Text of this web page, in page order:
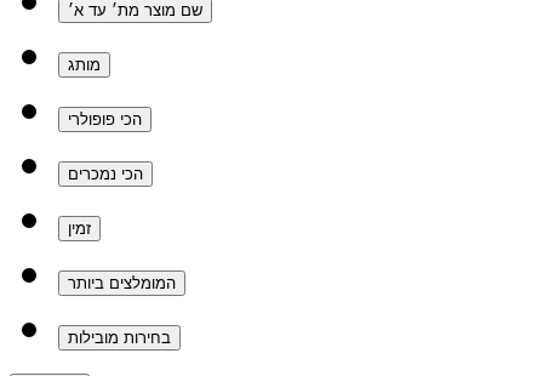
שם מוצר מת׳ עד א׳
מותג
הכי פופולרי
הכי נמכרים
זמין
המומלצים ביותר
בחירות מובילות